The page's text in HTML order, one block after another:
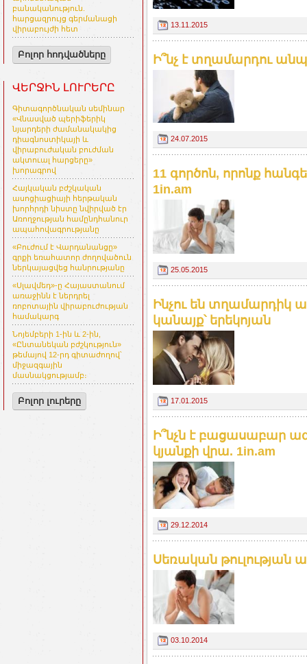
բանականություն.
հարցազրույց գերմանացի
վիրաբույժի հետ
Բոլոր հոդվածները
ՎԵՐՋԻՆ ԼՈՒՐԵՐԸ
Գիտագործնական սեմինար
«Վնասված պերիֆերիկ
նյարդերի ժամանակակից
դիագնոստիկայի և
վիրաբուժական բուժման
ակտուալ հարցերը»
խորագրով
Հայկական բժշկական
ասոցիացիայի հերթական
խորհրդի նիստը նվիրված էր
Առողջության համընդհանուր
ապահովագրությանը
«Բուժում է Վարդանանցը»
գրքի եռահատոր ժողովածուն
ներկայացվեց հանրությանը
«Սլավմեդ»-ը Հայաստանում
առաջինն է ներդրել
ռոբոտային վիրաբուժության
համակարգ
Նոյեմբերի 1-ին և 2-ին,
«Ընտանեկան բժշկություն»
թեմայով 12-րդ գիտաժողով՝
միջազգային
մասնակցությամբ։
Բոլոր լուրերը
13.11.2015
Ի՞նչ է տղամարդու
24.07.2015
11 գործոն, որոնք
1in.am
25.05.2015
Ինչու են տղամարդիկ
կանայք՝ երեկոյան
17.01.2015
Ի՞նչն է բացասաբար
կյանքի վրա. 1in.am
29.12.2014
Սեռական թուլության
03.10.2014